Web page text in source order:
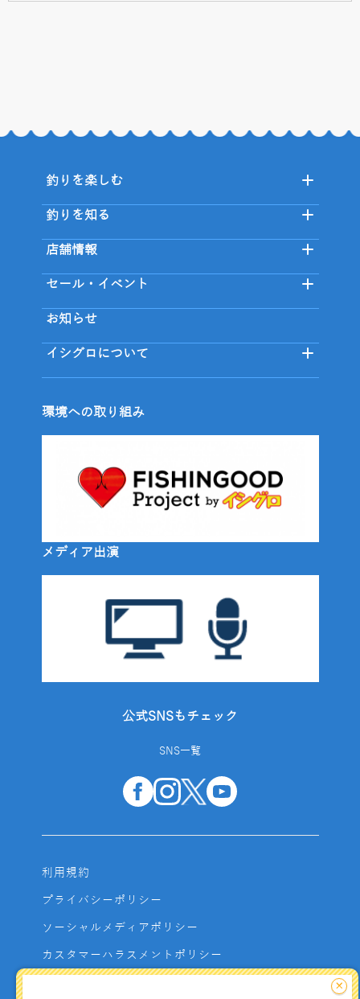
釣りを楽しむ
釣りを知る
店舗情報
セール・イベント
お知らせ
イシグロについて
環境への取り組み
メディア出演
公式SNSもチェック
SNS一覧
利用規約
プライバシーポリシー
ソーシャルメディアポリシー
カスタマーハラスメントポリシー
×